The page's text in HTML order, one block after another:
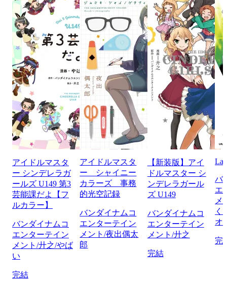
アイドルマスタ
ー シンデレラガ
ールズ U149 第3
芸能課だよ【フ
ルカラー】
バンダイナムコ
エンターテイン
メント/廾之/やば
い
完結
アイドルマスタ
ー シャイニー
カラーズ 事務
的光空記録
バンダイナムコ
エンターテイン
メント/夜出偶太
郎
【新装版】アイ
ドルマスター シ
ンデレラガール
ズ U149
バンダイナムコ
エンターテイン
メント/廾之
完結
バ
エ
メ
く
オ
完